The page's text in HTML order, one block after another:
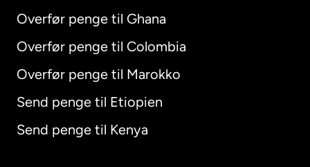
Overfør penge til Ghana
Overfør penge til Colombia
Overfør penge til Marokko
Send penge til Etiopien
Send penge til Kenya